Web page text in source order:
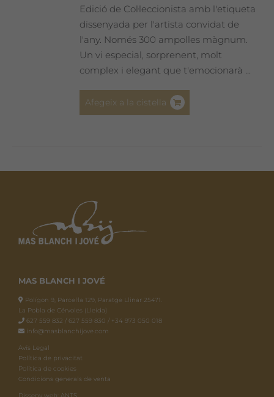
producte
Edició de Col·leccionista amb l'etiqueta
dissenyada per l'artista convidat de
l'any. Només 300 ampolles màgnum.
Un vi especial, sorprenent, molt
complex i elegant que t'emocionarà ...
Afegeix a la cistella
MAS BLANCH I JOVÉ
Polígon 9, Parcel·la 129, Paratge Llinar 25471.
La Pobla de Cérvoles (Lleida)
627 559 832 / 627 559 830 / +34 973 050 018
info@masblanchijove.com
Avís Legal
Política de privacitat
Política de cookies
Condicions generals de venta